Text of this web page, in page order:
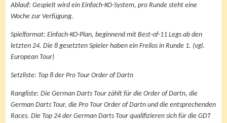
Ablauf: Gespielt wird ein Einfach-KO-System, pro Runde steht eine
Woche zur Verfügung.
Spielformat: Einfach-KO-Plan, beginnend mit Best-of-11 Legs ab den
letzten 24. Die 8 gesetzten Spieler haben ein Freilos in Runde 1. (vgl.
European Tour)
Setzliste: Top 8 der Pro Tour Order of Dartn
Rangliste: Die German Darts Tour zählt für die Order of Dartn, die
German Darts Tour, die Pro Tour Order of Dartn und die entsprechenden
Races. Die Top 24 der German Darts Tour qualifizieren sich für die GDT